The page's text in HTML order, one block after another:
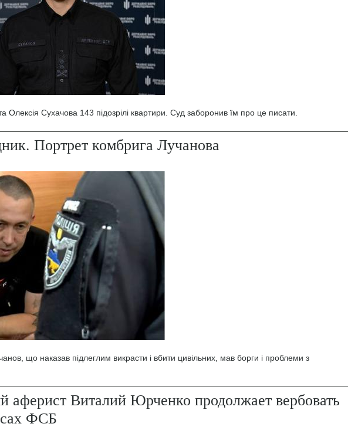
Олексія Сухачова 143 підозрілі квартири. Суд заборонив їм про це писати.
Портрет комбрига Лучанова
що наказав підлеглим викрасти і вбити цивільних, мав борги і проблеми з
Виталий Юрченко продолжает вербовать
ФСБ